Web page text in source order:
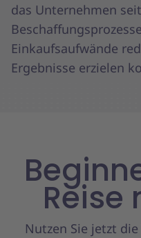
das Unternehmen
Einkaufsaufwände
Ergebnisse erzielen
Reise
Nutzen Sie jetzt